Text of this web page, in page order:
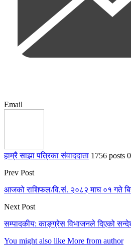
Email
हाम्रै साझा पत्रिका संवाददाता 1756 posts
Prev Post
आजको राशिफल/वि.सं. २०८२ माघ ०१ गते
Next Post
सम्पादकीय: काङ्ग्रेस विभाजनले दिएको
You might also like More from author